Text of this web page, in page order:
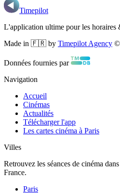
Timepilot
L'application ultime pour les horaires
Made in 🇫🇷 by Timepilot Agency ©
Données fournies par
Navigation
Accueil
Cinémas
Actualités
Télécharger l'app
Les cartes cinéma à Paris
Villes
Retrouvez les séances de cinéma
France.
Paris